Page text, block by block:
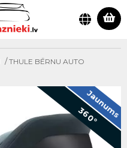
/THULE BĒRNU AUTO
Jaunums
360°